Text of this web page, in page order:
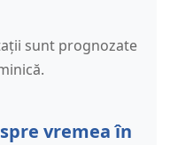
sunt prognozate
vremea în